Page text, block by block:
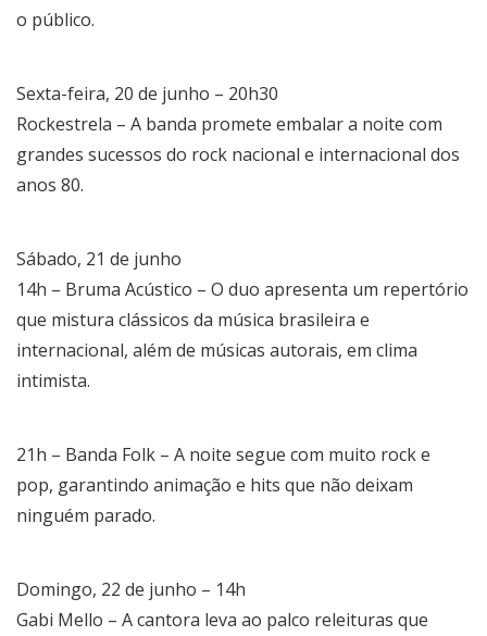
o público.
Sexta-feira, 20 de junho – 20h30
Rockestrela – A banda promete embalar a noite com
grandes sucessos do rock nacional e internacional dos
anos 80.
Sábado, 21 de junho
14h – Bruma Acústico – O duo apresenta um repertório
que mistura clássicos da música brasileira e
internacional, além de músicas autorais, em clima
intimista.
21h – Banda Folk – A noite segue com muito rock e
pop, garantindo animação e hits que não deixam
ninguém parado.
Domingo, 22 de junho – 14h
Gabi Mello – A cantora leva ao palco releituras que